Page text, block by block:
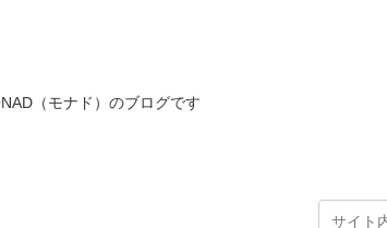
（モナド）のブログです